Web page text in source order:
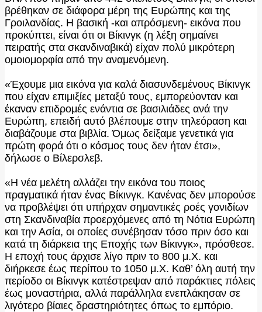
βρέθηκαν σε διάφορα μέρη της Ευρώπης και της
Γροιλανδίας. Η βασική -και απρόσμενη- εικόνα που
προκύπτει, είναι ότι οι Βίκινγκ (η λέξη σημαίνει
πειρατής στα σκανδιναβικά) είχαν πολύ μικρότερη
ομοιομορφία από την αναμενόμενη.
«Έχουμε μια εικόνα για καλά διασυνδεμένους Βίκινγκ
που είχαν επιμιξίες μεταξύ τους, εμπορεύονταν και
έκαναν επιδρομές ενάντια σε βασιλιάδες ανά την
Ευρώπη, επειδή αυτό βλέπουμε στην τηλεόραση και
διαβάζουμε στα βιβλία. Όμως δείξαμε γενετικά για
πρώτη φορά ότι ο κόσμος τους δεν ήταν έτσι»,
δήλωσε ο Βίλερσλεβ.
«Η νέα μελέτη αλλάζει την εικόνα του ποιος
πραγματικά ήταν ένας Βίκινγκ. Κανένας δεν μπορούσε
να προβλέψει ότι υπήρχαν σημαντικές ροές γονιδίων
στη Σκανδιναβία προερχόμενες από τη Νότια Ευρώπη
και την Ασία, οι οποίες συνέβησαν τόσο πριν όσο και
κατά τη διάρκεια της Εποχής των Βίκινγκ», πρόσθεσε.
Η εποχή τους άρχισε λίγο πριν το 800 μ.Χ. και
διήρκεσε έως περίπου το 1050 μ.Χ. Καθ’ όλη αυτή την
περίοδο οι Βίκινγκ κατέστρεψαν από παράκτιες πόλεις
έως μοναστήρια, αλλά παράλληλα ενεπλάκησαν σε
λιγότερο βίαιες δραστηριότητες όπως το εμπόριο.